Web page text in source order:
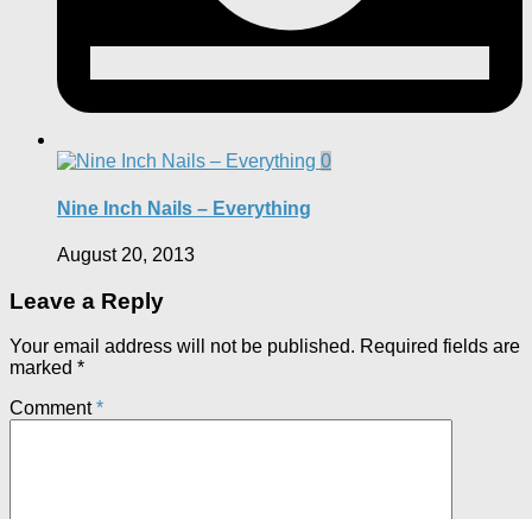
0
Nine Inch Nails – Everything
August 20, 2013
Leave a Reply
Your email address will not be published. Required fields are
marked *
Comment*